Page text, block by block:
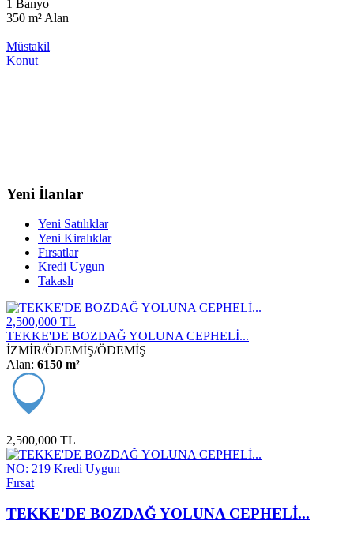
1 Banyo
350 m² Alan
Müstakil
Konut
Yeni İlanlar
Yeni Satılıklar
Yeni Kiralıklar
Fırsatlar
Kredi Uygun
Takaslı
2,500,000 TL
TEKKE'DE BOZDAĞ YOLUNA CEPHELİ...
İZMİR/ÖDEMİŞ/ÖDEMİŞ
Alan: 6150 m²
2,500,000 TL
NO: 219 Kredi Uygun
Fırsat
TEKKE'DE BOZDAĞ YOLUNA CEPHELİ...